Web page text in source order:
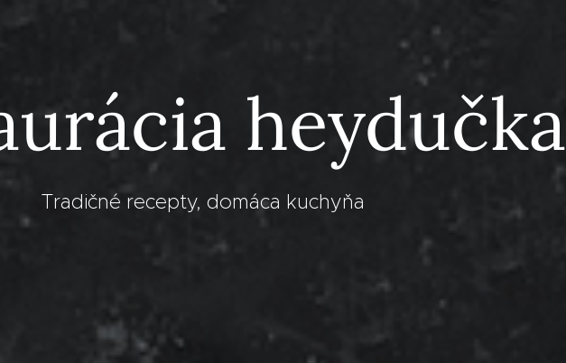
heydučka
Tradičné recepty, domáca kuchyňa